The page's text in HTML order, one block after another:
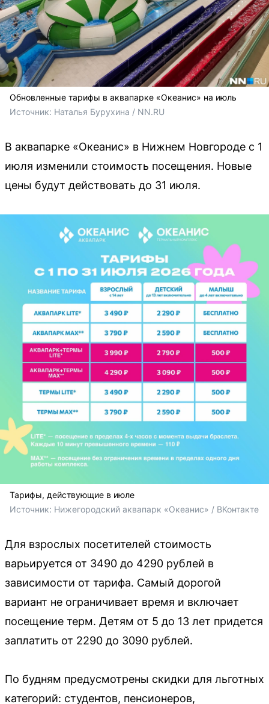
Обновленные тарифы в аквапарке «Океанис» на июль
Источник: Наталья Бурухина / NN.RU
В аквапарке «Океанис» в Нижнем Новгороде с 1
июля изменили стоимость посещения. Новые
цены будут действовать до 31 июля.
Тарифы, действующие в июле
Источник: Нижегородский аквапарк «Океанис» / ВКонтакте
Для взрослых посетителей стоимость
варьируется от 3490 до 4290 рублей в
зависимости от тарифа. Самый дорогой
вариант не ограничивает время и включает
посещение терм. Детям от 5 до 13 лет придется
заплатить от 2290 до 3090 рублей.
По будням предусмотрены скидки для льготных
категорий: студентов, пенсионеров,